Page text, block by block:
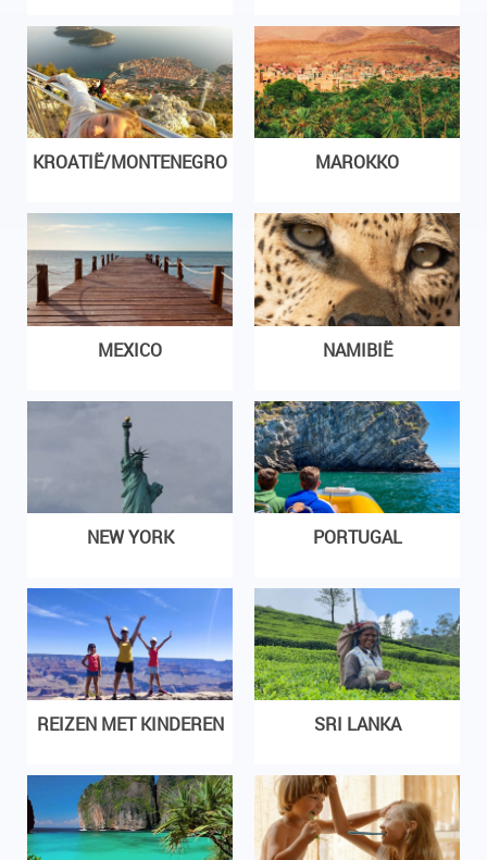
KROATIË/MONTENEGRO MAROKKO
MEXICO NAMIBIË
NEW YORK PORTUGAL
REIZEN MET KINDEREN SRI LANKA